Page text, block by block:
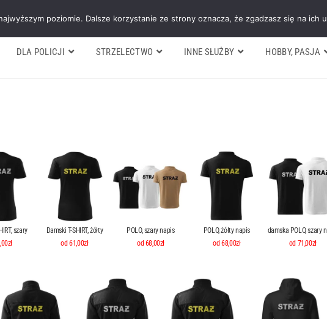
DLA POLICJI STRZELECTWO INNE SŁUŻBY HOBBY, PASJA
szary
Damski T-SHIRT, żółty
od 61,00zł
POLO, szary napis
od 68,00zł
POLO, żółty napis
od 68,00zł
damska POLO, szary
od 71,00zł
poziomie. Dalsze korzystanie ze strony oznacza, że zgadzasz się na ich